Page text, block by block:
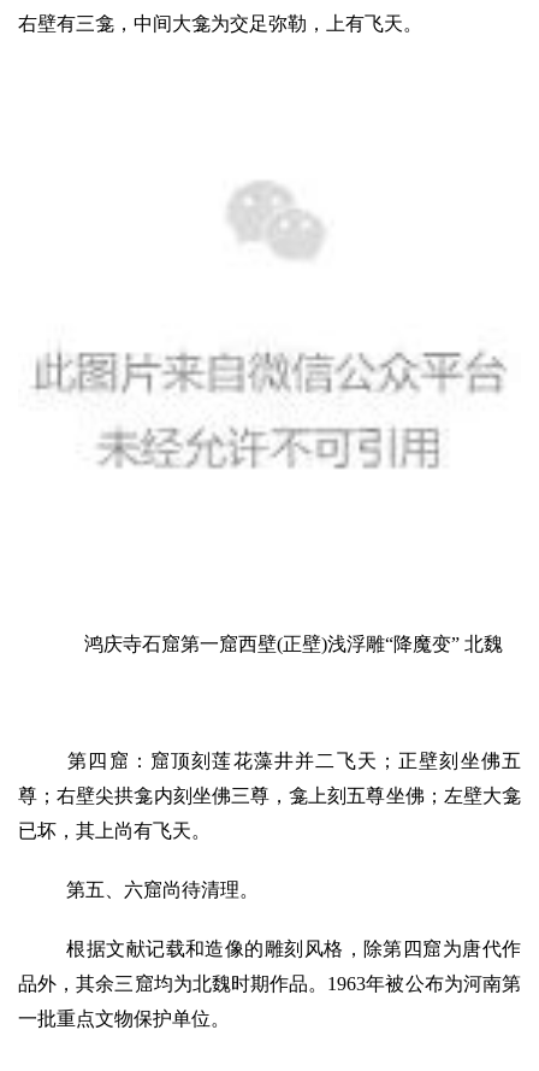
右壁有三龛，中间大龛为交足弥勒，上有飞天。
鸿庆寺石窟第一窟西壁(正壁)浅浮雕“降魔变” 北魏
第四窟：窟顶刻莲花藻井并二飞天；正壁刻坐佛五
尊；右壁尖拱龛内刻坐佛三尊，龛上刻五尊坐佛；左壁大龛
已坏，其上尚有飞天。
第五、六窟尚待清理。
根据文献记载和造像的雕刻风格，除第四窟为唐代作
品外，其余三窟均为北魏时期作品。1963年被公布为河南第
一批重点文物保护单位。